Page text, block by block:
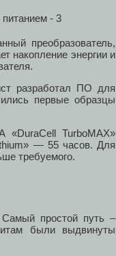
преобразователь,
накопление энергии и
разработал ПО для
первые образцы
«DuraCell TurboMAX»
— 55 часов. Для
требуемого.
Самый простой путь –
были выдвинуты